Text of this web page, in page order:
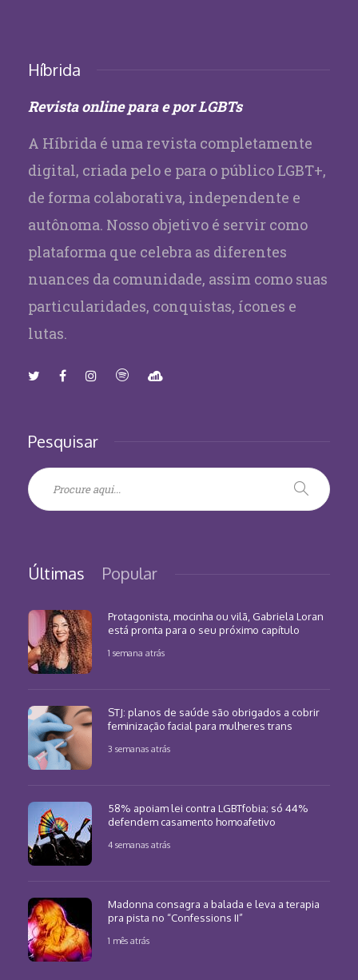
Híbrida
Revista online para e por LGBTs
A Híbrida é uma revista completamente
digital, criada pelo e para o público LGBT+,
de forma colaborativa, independente e
autônoma. Nosso objetivo é servir como
plataforma que celebra as diferentes
nuances da comunidade, assim como suas
particularidades, conquistas, ícones e
lutas.
Pesquisar
Últimas Popular
Protagonista, mocinha ou vilã, Gabriela Loran
está pronta para o seu próximo capítulo
1 semana atrás
STJ: planos de saúde são obrigados a cobrir
feminização facial para mulheres trans
3 semanas atrás
58% apoiam lei contra LGBTfobia; só 44%
defendem casamento homoafetivo
4 semanas atrás
Madonna consagra a balada e leva a terapia
pra pista no “Confessions II”
1 mês atrás